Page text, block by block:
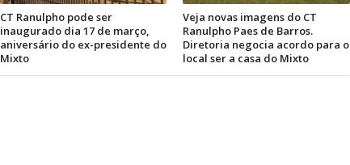
CT Ranulpho pode ser
inaugurado dia 17 de março,
aniversário do ex-presidente do
Mixto
Veja novas imagens do CT
Ranulpho Paes de Barros.
Diretoria negocia acordo para o
local ser a casa do Mixto